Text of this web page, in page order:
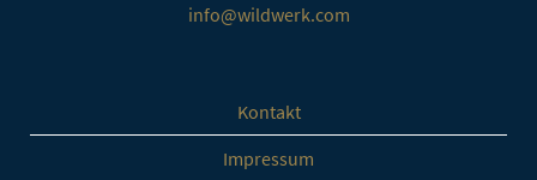
info@wildwerk.com
Kontakt
Impressum